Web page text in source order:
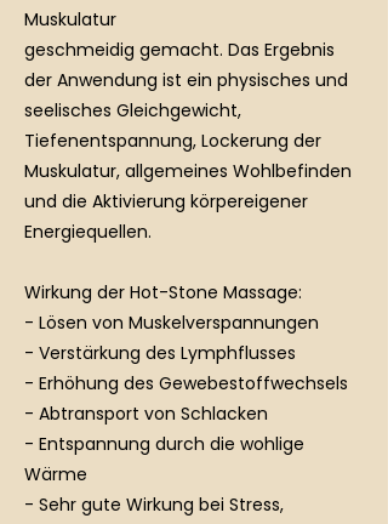
Muskulatur
geschmeidig gemacht. Das Ergebnis
der Anwendung ist ein physisches und
seelisches Gleichgewicht,
Tiefenentspannung, Lockerung der
Muskulatur, allgemeines Wohlbefinden
und die Aktivierung körpereigener
Energiequellen.
Wirkung der Hot-Stone Massage:
- Lösen von Muskelverspannungen
- Verstärkung des Lymphflusses
- Erhöhung des Gewebestoffwechsels
- Abtransport von Schlacken
- Entspannung durch die wohlige
Wärme
- Sehr gute Wirkung bei Stress,